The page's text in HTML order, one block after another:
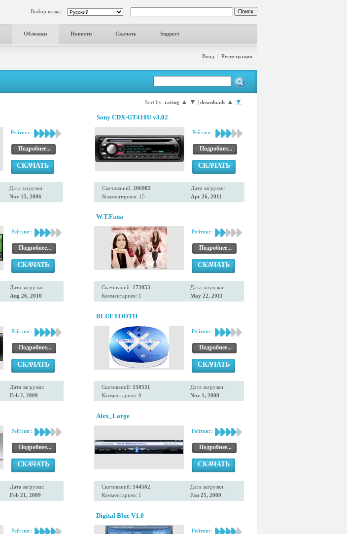
Выбор языка:
Обложки Новости Скачать Support
Вход | Регистрация
Sort by: rating ▲ ▼ | downloads ▲ ▼
Рейтинг:
Подробнее...
СКАЧАТЬ
Дата загрузки:
Nov 15, 2006
Sony CDX-GT410U v3.02
Рейтинг:
Подробнее...
СКАЧАТЬ
Скачиваний: 206982
Комментариев: 15
Дата загрузки:
Apr 26, 2011
Рейтинг:
Подробнее...
СКАЧАТЬ
Дата загрузки:
Aug 26, 2010
W.T.Fana
Рейтинг:
Подробнее...
СКАЧАТЬ
Скачиваний: 173053
Комментариев: 1
Дата загрузки:
May 22, 2011
Рейтинг:
Подробнее...
СКАЧАТЬ
Дата загрузки:
Feb 2, 2009
BLUETOOTH
Рейтинг:
Подробнее...
СКАЧАТЬ
Скачиваний: 150531
Комментариев: 0
Дата загрузки:
Nov 1, 2008
Рейтинг:
Подробнее...
СКАЧАТЬ
Дата загрузки:
Feb 21, 2009
Alex_Large
Рейтинг:
Подробнее...
СКАЧАТЬ
Скачиваний: 144562
Комментариев: 1
Дата загрузки:
Jan 25, 2009
Рейтинг:
Digital Blue V1.0
Рейтинг: